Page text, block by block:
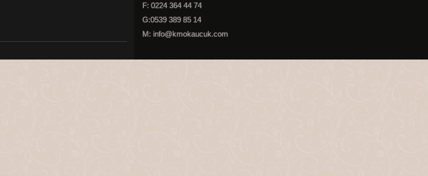
F: 0224 364 44 74
G:0539 389 85 14
M: info@kmokaucuk.com